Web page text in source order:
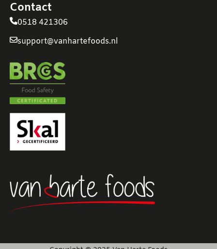
Contact
0518 421306
support@vanhartefoods.nl